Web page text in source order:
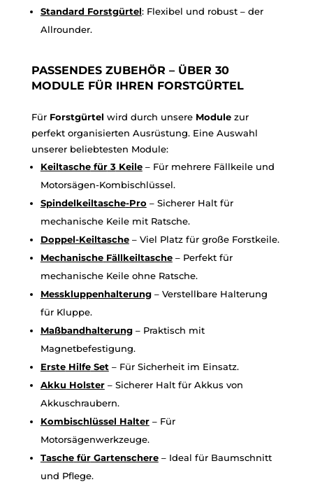
Standard Forstgürtel: Flexibel und robust – der
Allrounder.
PASSENDES ZUBEHÖR – ÜBER 30
MODULE FÜR IHREN FORSTGÜRTEL
Für Forstgürtel wird durch unsere Modulezur
perfekt organisierten Ausrüstung. Eine Auswahl
unserer beliebtesten Module:
Keiltaschefür3Keile– Für mehrere Fällkeile und
Motorsägen-Kombischlüssel.
Spindelkeiltasche-Pro – Sicherer Halt für
mechanische Keile mit Ratsche.
Doppel-Keiltasche– Viel Platz für große Forstkeile.
MechanischeFällkeiltasche– Perfekt für
mechanische Keile ohne Ratsche.
Messkluppenhalterung– Verstellbare Halterung
für Kluppe.
Maßbandhalterung– Praktisch mit
Magnetbefestigung.
ErsteHilfeSet – Für Sicherheit im Einsatz.
Akku Holster– Sicherer Halt für Akkus von
Akkuschraubern.
Kombischlüssel Halter– Für
Motorsägenwerkzeuge.
TaschefürGartenschere– Ideal für Baumschnitt
und Pflege.